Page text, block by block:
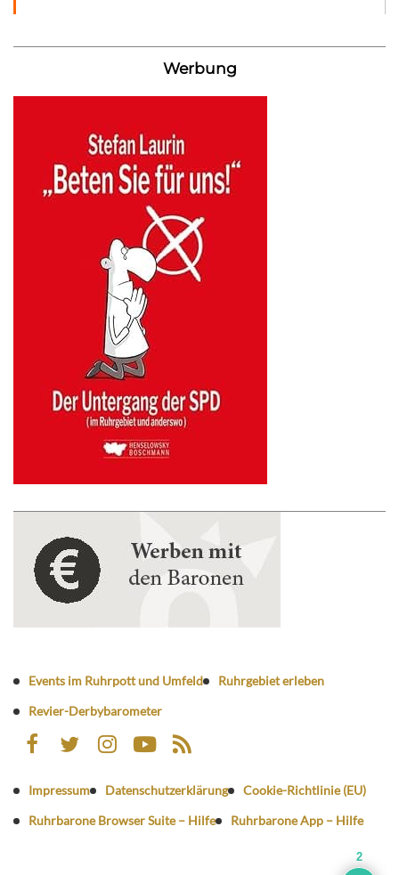
Werbung
Events im Ruhrpott und Umfeld
Ruhrgebiet erleben
Revier-Derbybarometer
Impressum Datenschutzerklärung
Cookie-Richtlinie (EU)
Ruhrbarone Browser Suite – Hilfe
Ruhrbarone App – Hilfe
2